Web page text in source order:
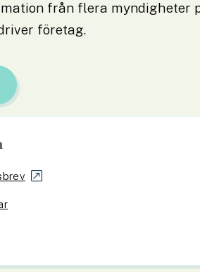
från flera myndigheter
företag.